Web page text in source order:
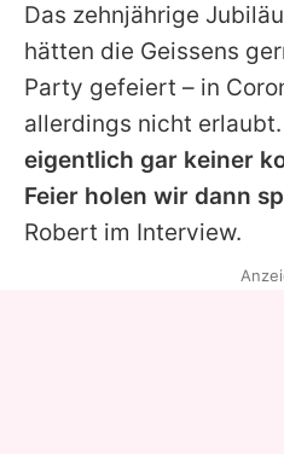
Das zehnjährige
hätten die Geissens
Party gefeiert – in
allerdings nicht erlaubt.
eigentlich gar keiner
Feier holen wir dann
Robert im Interview.